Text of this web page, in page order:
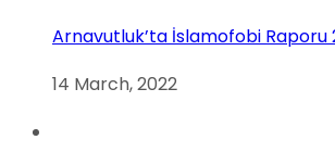
Arnavutluk’ta İslamofobi Raporu
14 March, 2022